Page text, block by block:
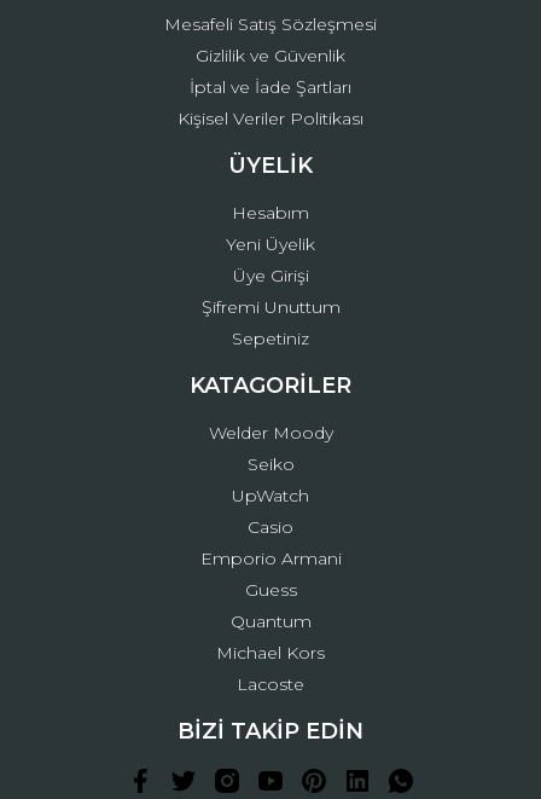
Mesafeli Satış Sözleşmesi
Gizlilik ve Güvenlik
İptal ve İade Şartları
Kişisel Veriler Politikası
ÜYELİK
Hesabım
Yeni Üyelik
Üye Girişi
Şifremi Unuttum
Sepetiniz
KATAGORİLER
Welder Moody
Seiko
UpWatch
Casio
Emporio Armani
Guess
Quantum
Michael Kors
Lacoste
BİZİ TAKİP EDİN